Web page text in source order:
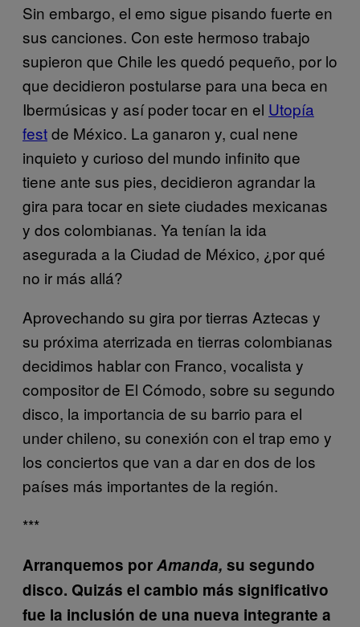
Sin embargo, el emo sigue pisando fuerte en
sus canciones. Con este hermoso trabajo
supieron que Chile les quedó pequeño, por lo
que decidieron postularse para una beca en
Ibermúsicas y así poder tocar en el Utopía
festde México. La ganaron y, cual nene
inquieto y curioso del mundo infinito que
tiene ante sus pies, decidieron agrandar la
gira para tocar en siete ciudades mexicanas
y dos colombianas. Ya tenían la ida
asegurada a la Ciudad de México, ¿por qué
no ir más allá?
Aprovechando su gira por tierras Aztecas y
su próxima aterrizada en tierras colombianas
decidimos hablar con Franco, vocalista y
compositor de El Cómodo, sobre su segundo
disco, la importancia de su barrio para el
under chileno, su conexión con el trap emo y
los conciertos que van a dar en dos de los
países más importantes de la región.
***
Arranquemos porAmanda, su segundo
disco. Quizás el cambio más significativo
fue la inclusión de una nueva integrante a